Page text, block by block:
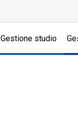
Gestione studio